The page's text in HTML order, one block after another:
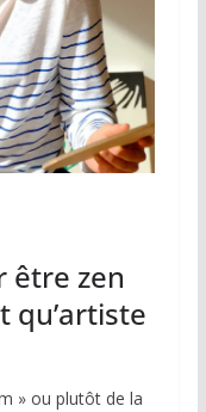
être zen
qu’artiste
» ou plutôt de la